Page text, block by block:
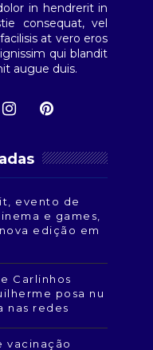
in hendrerit in
consequat, vel
at vero eros
qui blandit
augue duis.
evento de
e games,
edição em
Carlinhos
posa nu
nas redes
vacinação